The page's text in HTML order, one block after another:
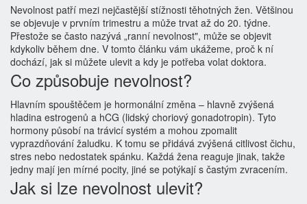
Nevolnost patří mezi nejčastější stížnosti těhotných žen. Většinou
se objevuje v prvním trimestru a může trvat až do 20. týdne.
Přestože se často nazývá „ranní nevolnost", může se objevit
kdykoliv během dne. V tomto článku vám ukážeme, proč k ní
dochází, jak si můžete ulevit a kdy je potřeba volat doktora.
Co způsobuje nevolnost?
Hlavním spouštěčem je hormonální změna – hlavně zvýšená
hladina estrogenů a hCG (lidský choriový gonadotropin). Tyto
hormony působí na trávicí systém a mohou zpomalit
vyprazdňování žaludku. K tomu se přidává zvýšená citlivost čichu,
stres nebo nedostatek spánku. Každá žena reaguje jinak, takže
jedny mají jen mírné pocity, jiné se potýkají s častým zvracením.
Jak si lze nevolnost ulevit?